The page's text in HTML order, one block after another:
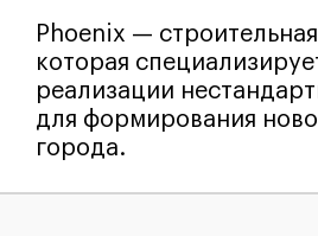
Phoenix —
которая
реализации
для формирования
города.